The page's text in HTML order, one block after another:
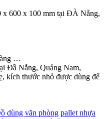
x 600 x 100 mm tại ĐÀ Nẵng,
…
Đầ Nẵng, Quảng Nam,
kích thước nhỏ được dùng để
dùng văn phòng pallet nhựa